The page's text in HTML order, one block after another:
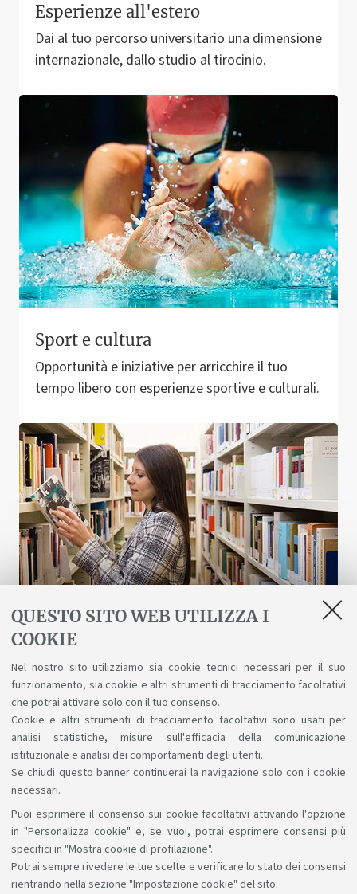
QUESTO SITO WEB UTILIZZA I
COOKIE
Nel nostro sito utilizziamo sia cookie tecnici necessari per il suo
funzionamento, sia cookie e altri strumenti di tracciamento facoltativi
che potrai attivare solo con il tuo consenso.
Cookie e altri strumenti di tracciamento facoltativi sono usati per
analisi statistiche, misure sull'efficacia della comunicazione
istituzionale e analisi dei comportamenti degli utenti.
Se chiudi questo banner continuerai la navigazione solo con i cookie
necessari.
Puoi esprimere il consenso sui cookie facoltativi attivando l'opzione
in "Personalizza cookie" e, se vuoi, potrai esprimere consensi più
specifici in "Mostra cookie di profilazione".
Potrai sempre rivedere le tue scelte e verificare lo stato dei consensi
rientrando nella sezione "Impostazione cookie" del sito.
Esperienze all'estero
Dai al tuo percorso universitario una dimensione
internazionale, dallo studio al tirocinio.
Sport e cultura
Opportunità e iniziative per arricchire il tuo
tempo libero con esperienze sportive e culturali.
Biblioteche e risorse digitali
Un patrimonio fatto di scienza, arte, storia a
tua disposizione gratuitamente, anche online.
Sosteniamo il diritto alla conoscenza
Seguici su: